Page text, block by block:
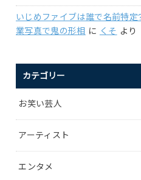
いじめファイブは誰で名前特定
業写真で鬼の形相 に くそ より
カテゴリー
お笑い芸人
アーティスト
エンタメ